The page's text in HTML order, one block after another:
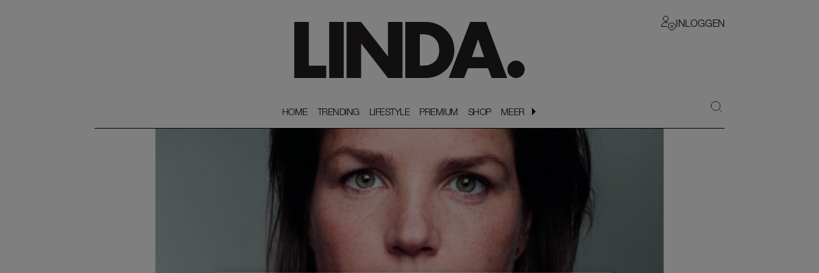
INLOGGEN
HOME
HOME TRENDING
TRENDING LIFESTYLE
LIFESTYLE PREMIUM
PREMIUM SHOP
SHOP MEER
MEER